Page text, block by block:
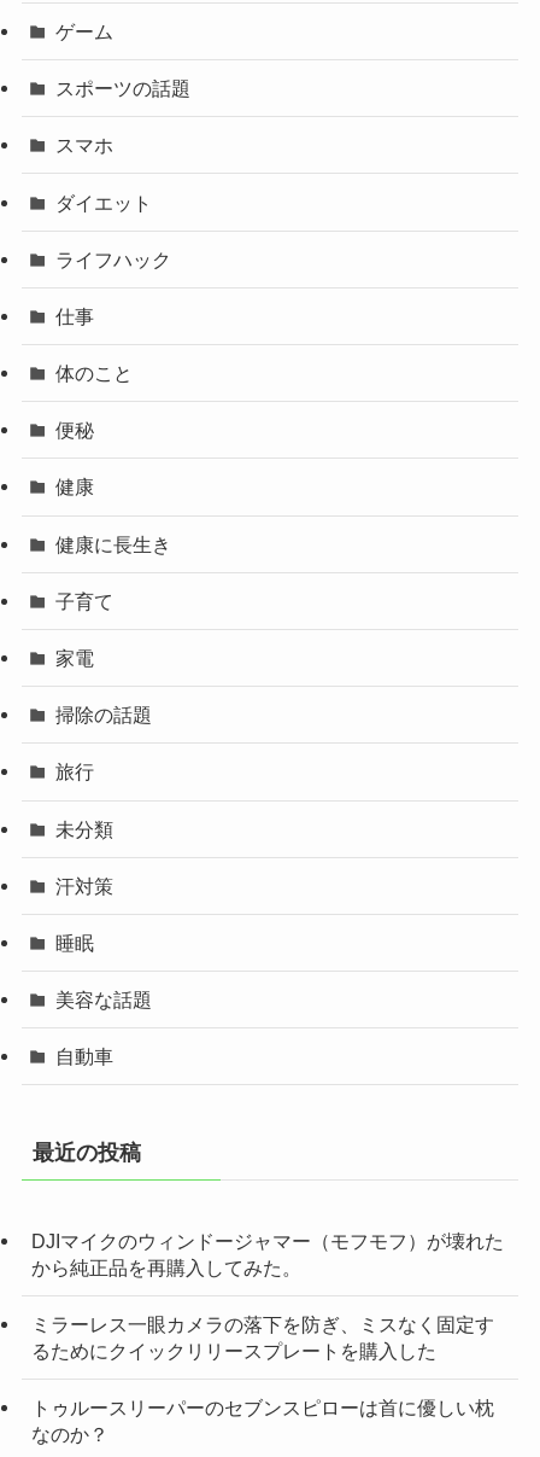
ゲーム
スポーツの話題
スマホ
ダイエット
ライフハック
仕事
体のこと
便秘
健康
健康に長生き
子育て
家電
掃除の話題
旅行
未分類
汗対策
睡眠
美容な話題
自動車
最近の投稿
DJIマイクのウィンドージャマー（モフモフ）が壊れた
から純正品を再購入してみた。
ミラーレス一眼カメラの落下を防ぎ、ミスなく固定す
るためにクイックリリースプレートを購入した
トゥルースリーパーのセブンスピローは首に優しい枕
なのか？